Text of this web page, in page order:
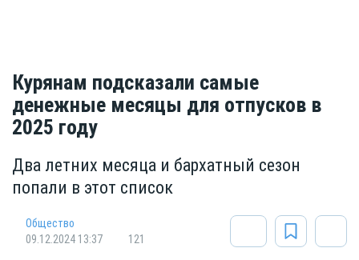
Курянам подсказали самые
денежные месяцы для отпусков в
2025 году
Два летних месяца и бархатный сезон
попали в этот список
Общество
09.12.2024 13:37
121